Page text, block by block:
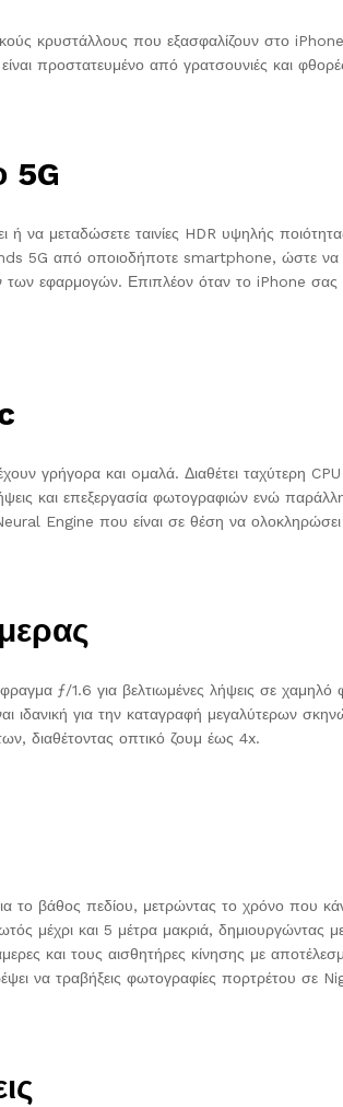
κρυστάλλους που εξασφαλίζουν στο iPhone
προστατευμένο από γρατσουνιές και
5G
ή να μεταδώσετε ταινίες HDR υψηλής
5G από οποιοδήποτε smartphone, ώστε
των εφαρμογών. Επιπλέον όταν το iPhone σας
γρήγορα και oμαλά. Διαθέτει ταχύτερη
και επεξεργασία φωτογραφιών ενώ
Engine που είναι σε θέση να ολοκληρώσει
ƒ/1.6 για βελτιωμένες λήψεις σε
ιδανική για την καταγραφή μεγαλύτερων
διαθέτοντας οπτικό ζουμ έως 4x.
το βάθος πεδίου, μετρώντας το χρόνο που
μέχρι και 5 μέτρα μακριά, δημιουργώντας
και τους αισθητήρες κίνησης με
να τραβήξεις φωτογραφίες πορτρέτου σε